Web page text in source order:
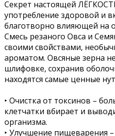
Секрет настоящей
употребление здоровой и
благотворно влияющей на
Смесь резаного Овса и
своими свойствами,
ароматом. Овсяные зерна
шлифовке, сохранив
находятся самые ценные
‣ Очистка от токсинов –
клетчатки вбирает и
организма.
‣ Улучшение пищеварения